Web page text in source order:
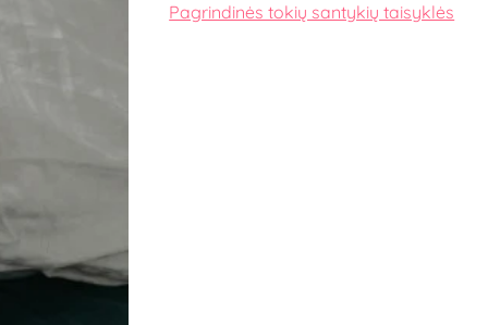
Pagrindinės tokių santykių taisyklės